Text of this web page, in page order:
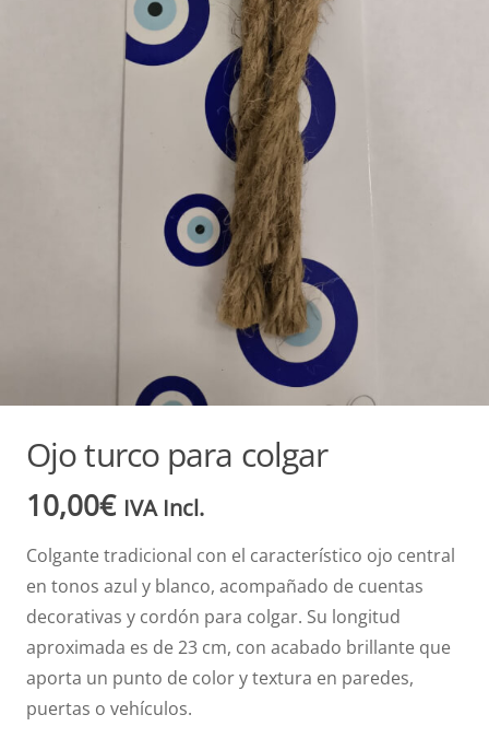
Ojo turco para colgar
10,00€ IVA Incl.
Colgante tradicional con el característico ojo central
en tonos azul y blanco, acompañado de cuentas
decorativas y cordón para colgar. Su longitud
aproximada es de 23 cm, con acabado brillante que
aporta un punto de color y textura en paredes,
puertas o vehículos.